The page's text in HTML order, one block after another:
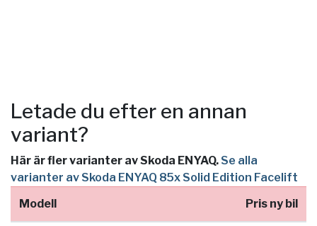
Letade du efter en annan
variant?
Här är fler varianter av Skoda ENYAQ. Se alla
varianter av Skoda ENYAQ 85x Solid Edition Facelift
Modell
Pris ny bil